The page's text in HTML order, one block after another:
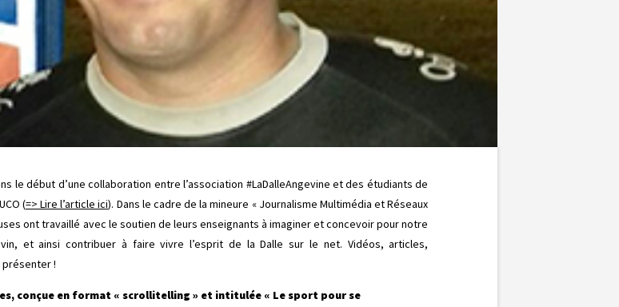
le début d’une collaboration entre l’association #LaDalleAngevine et des étudiants de
(=> Lire l’article ici). Dans le cadre de la mineure « Journalisme Multimédia et Réseaux
ont travaillé avec le soutien de leurs enseignants à imaginer et concevoir pour notre
et ainsi contribuer à faire vivre l’esprit de la Dalle sur le net. Vidéos, articles,
!
conçue en format « scrollitelling » et intitulée « Le sport pour se